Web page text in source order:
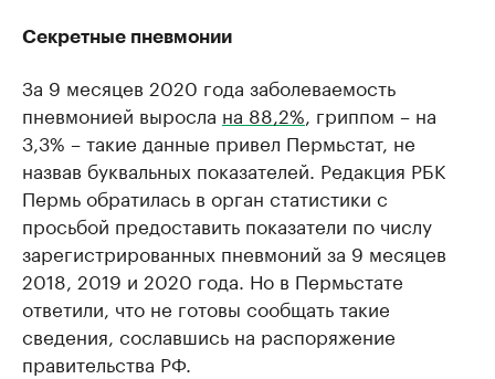
Секретные пневмонии
За 9 месяцев 2020 года заболеваемость
пневмонией выросла на 88,2%, гриппом – на
3,3% – такие данные привел Пермьстат, не
назвав буквальных показателей. Редакция РБК
Пермь обратилась в орган статистики с
просьбой предоставить показатели по числу
зарегистрированных пневмоний за 9 месяцев
2018, 2019 и 2020 года. Но в Пермьстате
ответили, что не готовы сообщать такие
сведения, сославшись на распоряжение
правительства РФ.